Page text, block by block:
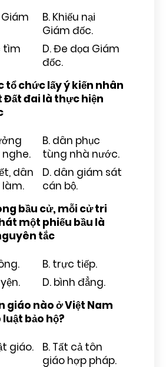
Giám
B. Khiếu nại
Giám đốc.
tìm
D. Đe dọa Giám
đốc.
tổ chức lấy ý kiến nhân
Đất đai là thực hiện
B. dân phục
tùng nhà nước.
dân
làm.
D. dân giám sát
cán bộ.
bầu cử, mỗi cử tri
một phiếu bầu là
tắc
B. trực tiếp.
D. bình đẳng.
giáo nào ở Việt Nam
bảo hộ?
giáo.
B. Tất cả tôn
giáo hợp pháp.